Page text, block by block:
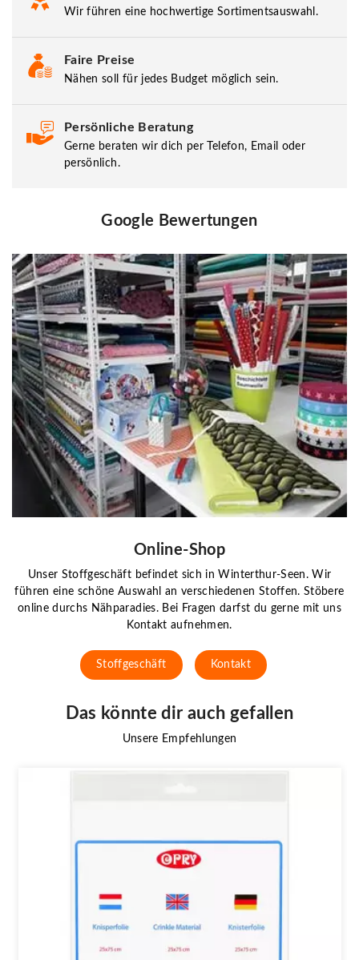
Wir führen eine hochwertige Sortimentsauswahl.
Faire Preise
Nähen soll für jedes Budget möglich sein.
Persönliche Beratung
Gerne beraten wir dich per Telefon, Email oder
persönlich.
Google Bewertungen
Online-Shop
Unser Stoffgeschäft befindet sich in Winterthur-Seen. Wir
führen eine schöne Auswahl an verschiedenen Stoffen. Stöbere
online durchs Nähparadies. Bei Fragen darfst du gerne mit uns
Kontakt aufnehmen.
Stoffgeschäft Kontakt
Das könnte dir auch gefallen
Unsere Empfehlungen